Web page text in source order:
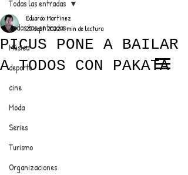
ANUNCIATE CON NOSOTROS
EL TRENDY TOP
CON EDDY MARTINEZ
Todas las entradas
Música
deporte
cine
Moda
Series
Turismo
Organizaciones
Todas las entradas
PICUS PONE A BAILAR
A TODOS CON PAKATA
Eduardo Martínez
25 sept 20221 min de lectura